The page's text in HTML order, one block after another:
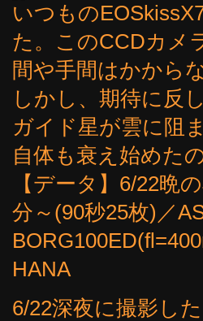
いつもの
た。このCCDカメ
間や手間はかからな
しかし、期待に反
ガイド星が雲に阻
自体も衰え始めた
【データ】6/22晩
分～(90秒25枚)／
HANA
6/22深夜に撮影し